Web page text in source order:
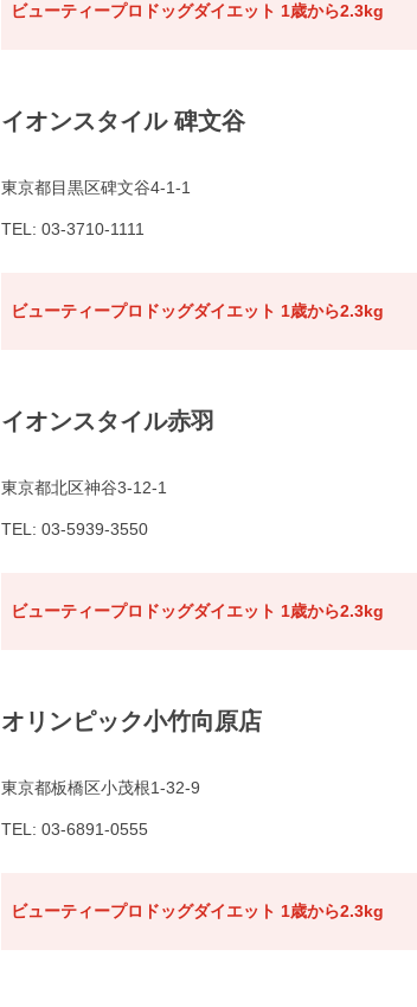
ビューティープロドッグダイエット 1歳から2.3kg
イオンスタイル 碑文谷
東京都目黒区碑文谷4-1-1
TEL: 03-3710-1111
ビューティープロドッグダイエット 1歳から2.3kg
イオンスタイル赤羽
東京都北区神谷3-12-1
TEL: 03-5939-3550
ビューティープロドッグダイエット 1歳から2.3kg
オリンピック小竹向原店
東京都板橋区小茂根1-32-9
TEL: 03-6891-0555
ビューティープロドッグダイエット 1歳から2.3kg